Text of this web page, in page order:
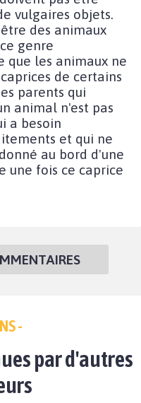
vulgaires objets.
des animaux
genre
que les animaux ne
de certains
parents qui
animal n'est pas
a besoin
et qui ne
au bord d'une
une fois ce caprice
-
par d'autres